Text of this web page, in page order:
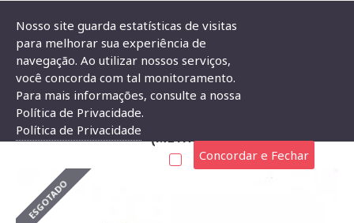
Cabo Manga 15 Vias 26AWG Sem Blindagem (metro)
CABO MANGA 15 VIAS 26AWG SEM BLINDAGEM
(METRO)
ESGOTADO
Nosso site guarda estatísticas de visitas
para melhorar sua experiência de
navegação. Ao utilizar nossos serviços,
você concorda com tal monitoramento.
Para mais informações, consulte a nossa
Política de Privacidade.
Política de Privacidade
Concordar e Fechar